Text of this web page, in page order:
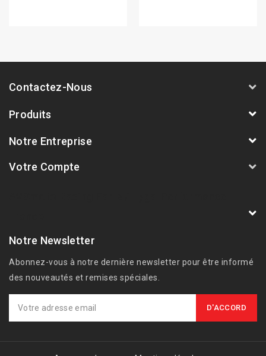
Contactez-Nous
Produits
Notre Entreprise
Votre Compte
Notre Newsletter
Abonnez-vous à notre dernière newsletter pour être informé
des nouveautés et remises spéciales.